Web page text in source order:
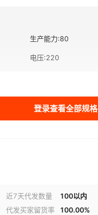
生产能力:80
电压:220
登录查看全部规格
近7天代发数量 100以内
代发买家留货率 100.00%